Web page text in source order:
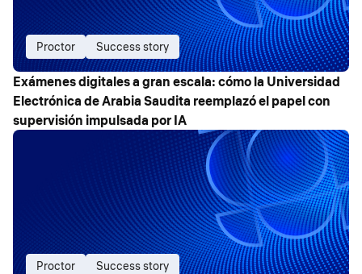
Proctor Success story
Exámenes digitales a gran escala: cómo la Universidad
Electrónica de Arabia Saudita reemplazó el papel con
supervisión impulsada por IA
Proctor Success story